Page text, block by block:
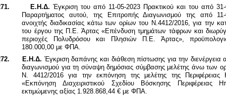
Ε.Η.Δ. Έγκριση του από 11-05-2023 Πρακτικού και του από
Παραρτήματος αυτού, της Επιτροπής Διαγωνισμού της από 11-
ανοιχτής διαδικασίας κάτω των ορίων του Ν.4412/2016, για την
του έργου της Π.Ε. Άρτας «Επένδυση τμημάτων τάφρων και
περιοχές Πολυδρόσου και Πλησιών Π.Ε. Άρτας»,
180.000,00 με ΦΠΑ.
Ε.Η.Δ. Έγκριση δαπάνης και διάθεση πίστωσης για την διενέργεια
διαγωνισμού για τη σύναψη δημόσιας σύμβασης μελέτης άνω των
Ν. 4412/2016 για την εκπόνηση της μελέτης της Περιφέρειας
«Εκπόνηση Διαχειριστικού Σχεδίου Βόσκησης Περιφέρειας
εκτιμώμενης αξίας 1.928.868,44 € με ΦΠΑ.